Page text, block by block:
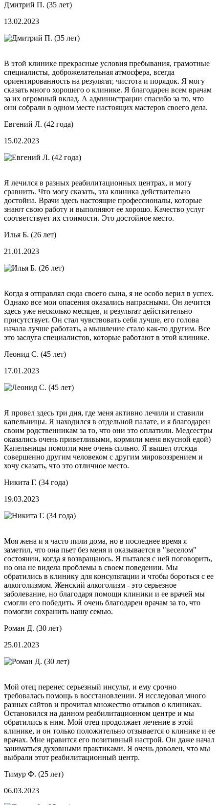
Дмитрий П. (35 лет)
13.02.2023
В этой клинике прекрасные условия пребывания, грамотные
специалисты, доброжелательная атмосфера, всегда
ориентированность на результат, чистота и порядок. Я могу
сказать много хорошего о клинике. Я благодарен всем врачам
за их огромный вклад. А администрации спасибо за то, что
они собрали в одном месте настоящих мастеров своего дела.
Евгений Л. (42 года)
15.02.2023
Я лечился в разных реабилитационных центрах, и могу
сравнить. Что могу сказать, эта клиника действительно
достойна. Врачи здесь настоящие профессионалы, которые
знают свою работу и выполняют ее хорошо. Качество услуг
соответствует их стоимости. Это достойное место.
Илья Б. (26 лет)
21.01.2023
Когда я отправлял сюда своего сына, я не особо верил в успех.
Однако все мои опасения оказались напрасными. Он лечится
здесь уже несколько месяцев, и результат действительно
присутствует. Он стал чувствовать себя лучше, его голова
начала лучше работать, а мышление стало как-то другим. Все
это заслуга специалистов, которые работают в этой клинике.
Леонид С. (45 лет)
17.01.2023
Я провел здесь три дня, где меня активно лечили и ставили
капельницы. Я находился в отдельной палате, и я благодарен
своим родственникам за то, что они это оплатили. Медсестры
оказались очень приветливыми, кормили меня вкусной едой)
Капельницы помогли мне очень сильно. Я вышел отсюда
совершенно другим человеком с другим мировоззрением и
хочу сказать, что это отличное место.
Никита Г. (34 года)
19.03.2023
Моя жена и я часто пили дома, но в последнее время я
заметил, что она пьет без меня и оказывается в "веселом"
состоянии, когда я возвращаюсь. Я пытался с ней поговорить,
но она не видела проблемы в своем поведении. Мы
обратились в клинику для консультации и чтобы бороться с ее
алкоголизмом. Женский алкоголизм - это серьезное
заболевание, но благодаря помощи клиники и ее врачей мы
смогли его победить. Я очень благодарен врачам за то, что
помогли сохранить нашу семью.
Роман Д. (30 лет)
25.01.2023
Мой отец перенес серьезный инсульт, и ему срочно
требовалась помощь в восстановлении. Я исследовал много
разных сайтов и прочитал множество отзывов о клиниках.
Остановился на данном реабилитационном центре и мы
обратились к ним. Мой отец продолжает лечение в этой
клинике, и он только положительно отзывается о клинике и ее
врачах. Мне нравится его позитивный настрой. Он даже начал
заниматься духовными практиками. Я очень доволен, что мы
выбрали этот реабилитационный центр.
Тимур Ф. (25 лет)
06.03.2023